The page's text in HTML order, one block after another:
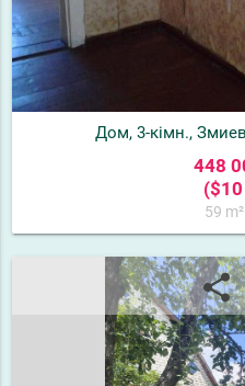
Дом, 3-кімн.,
448
59 m²
share